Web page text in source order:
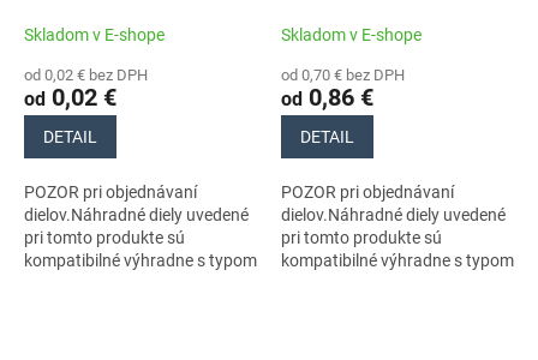
Skladom v E-shope
od 0,02 € bez DPH
od 0,02 €
DETAIL
POZOR pri objednávaní
dielov.Náhradné diely uvedené
pri tomto produkte sú
kompatibilné výhradne s typom
Skladom v E-shope
od 0,70 € bez DPH
od 0,86 €
DETAIL
POZOR pri objednávaní
dielov.Náhradné diely uvedené
pri tomto produkte sú
kompatibilné výhradne s typom